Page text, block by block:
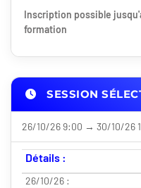
Inscription possible
formation
SESSION
26/10/26 9:00 → 30/10/26
Détails :
26/10/26 :